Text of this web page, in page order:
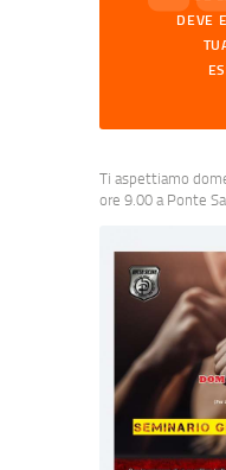
DEVE
Ti aspettiamo
ore 9.00 a Ponte